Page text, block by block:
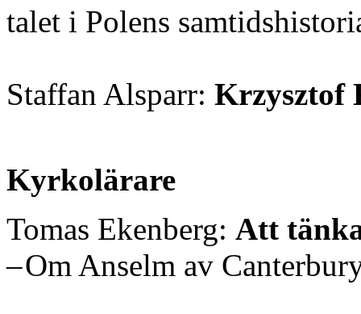
talet i Polens
Staffan Alsparr: Krzysztof
Kyrkolärare
Tomas Ekenberg: Att
– Om Anselm av